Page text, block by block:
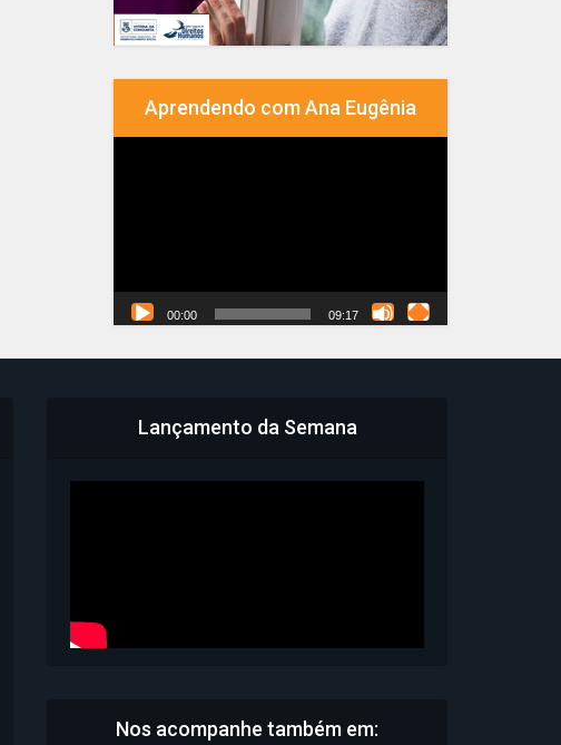
Aprendendo com Ana Eugênia
00:00 09:17
Lançamento da Semana
Nos acompanhe também em: